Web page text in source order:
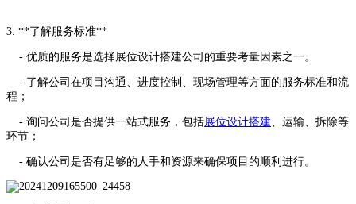
3. **了解服务标准**
- 优质的服务是选择展位设计搭建公司的重要考量因素之一。
- 了解公司在项目沟通、进度控制、现场管理等方面的服务标准和流
程；
- 询问公司是否提供一站式服务，包括展位设计搭建、运输、拆除等
环节；
- 确认公司是否有足够的人手和资源来确保项目的顺利进行。